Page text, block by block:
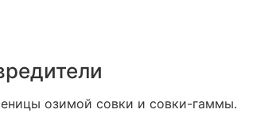
озимой совки и совки-гаммы.